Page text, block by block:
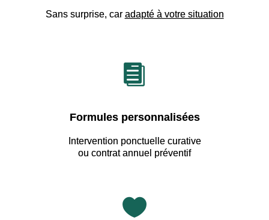
Sans surprise, car adapté à votre situation

Formules personnalisées
Intervention ponctuelle curative
ou contrat annuel préventif
